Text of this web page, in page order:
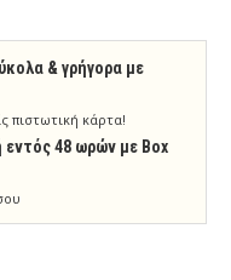
& γρήγορα με
πιστωτική κάρτα!
48 ωρών με Box